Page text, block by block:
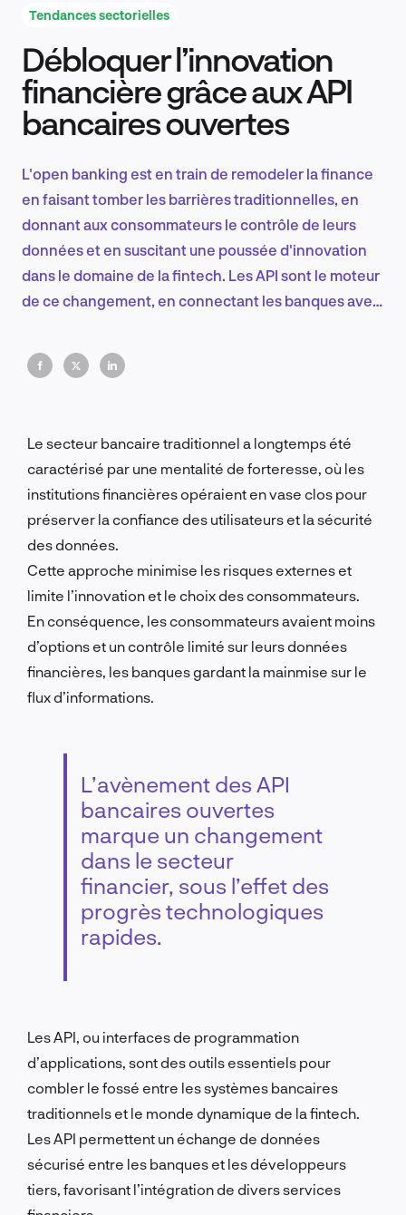
Recherche et conception produit
EN
Tendances sectorielles
Débloquer l’innovation
financière grâce aux API
bancaires ouvertes
L'open banking est en train de remodeler la finance
en faisant tomber les barrières traditionnelles, en
donnant aux consommateurs le contrôle de leurs
données et en suscitant une poussée d'innovation
dans le domaine de la fintech. Les API sont le moteur
de ce changement, en connectant les banques avec
des expériences plus intelligentes et plus
personnalisées pour tout le monde.
Le secteur bancaire traditionnel a longtemps été
caractérisé par une mentalité de forteresse, où les
institutions financières opéraient en vase clos pour
préserver la confiance des utilisateurs et la sécurité
des données.
Cette approche minimise les risques externes et
limite l’innovation et le choix des consommateurs.
En conséquence, les consommateurs avaient moins
d’options et un contrôle limité sur leurs données
financières, les banques gardant la mainmise sur le
flux d’informations.
L’avènement des API
bancaires ouvertes
marque un changement
dans le secteur
financier, sous l’effet des
progrès technologiques
rapides.
Les API, ou interfaces de programmation
d’applications, sont des outils essentiels pour
combler le fossé entre les systèmes bancaires
traditionnels et le monde dynamique de la fintech.
Les API permettent un échange de données
sécurisé entre les banques et les développeurs
tiers, favorisant l’intégration de divers services